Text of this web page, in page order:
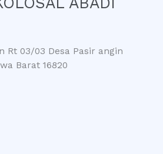
Rt 03/03 Desa Pasir angin
Barat 16820